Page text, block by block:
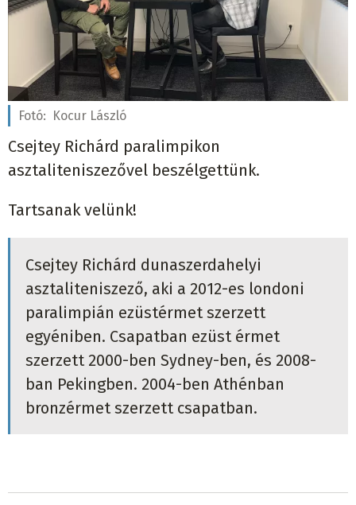
Fotó: Kocur László
Csejtey Richárd paralimpikon
asztaliteniszezővel beszélgettünk.
Tartsanak velünk!
Csejtey Richárd dunaszerdahelyi
asztaliteniszező, aki a 2012-es londoni
paralimpián ezüstérmet szerzett
egyéniben. Csapatban ezüst érmet
szerzett 2000-ben Sydney-ben, és 2008-
ban Pekingben. 2004-ben Athénban
bronzérmet szerzett csapatban.